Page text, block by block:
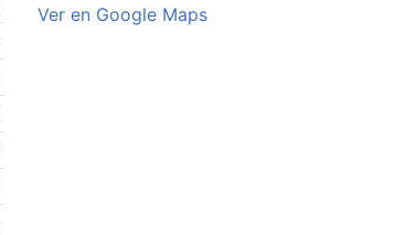
Ver en Google Maps